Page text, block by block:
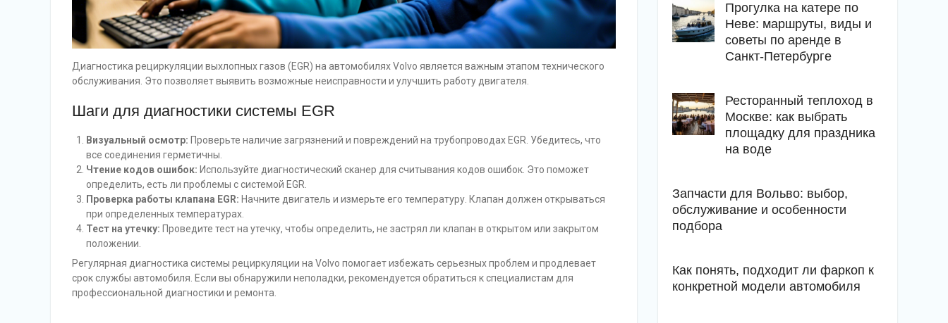
Диагностика рециркуляции выхлопных газов (EGR) на автомобилях Volvo является важным этапом технического
обслуживания. Это позволяет выявить возможные неисправности и улучшить работу двигателя.
Шаги для диагностики системы EGR
Визуальный осмотр: Проверьте наличие загрязнений и повреждений на трубопроводах EGR. Убедитесь, что
все соединения герметичны.
Чтение кодов ошибок: Используйте диагностический сканер для считывания кодов ошибок. Это поможет
определить, есть ли проблемы с системой EGR.
Проверка работы клапана EGR: Начните двигатель и измерьте его температуру. Клапан должен открываться
при определенных температурах.
Тест на утечку: Проведите тест на утечку, чтобы определить, не застрял ли клапан в открытом или закрытом
положении.
Регулярная диагностика системы рециркуляции на Volvo помогает избежать серьезных проблем и продлевает
срок службы автомобиля. Если вы обнаружили неполадки, рекомендуется обратиться к специалистам для
профессиональной диагностики и ремонта.
Прогулка на катере по
Неве: маршруты, виды и
советы по аренде в
Санкт-Петербурге
Ресторанный теплоход в
Москве: как выбрать
площадку для праздника
на воде
Запчасти для Вольво: выбор,
обслуживание и особенности
подбора
Как понять, подходит ли фаркоп к
конкретной модели автомобиля